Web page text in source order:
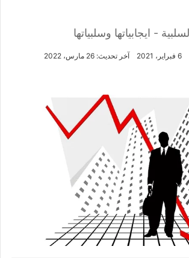
- ايجابياتها وسلبياتها
6 فبراير، 2021 آخر تحديث: 26 مارس، 2022